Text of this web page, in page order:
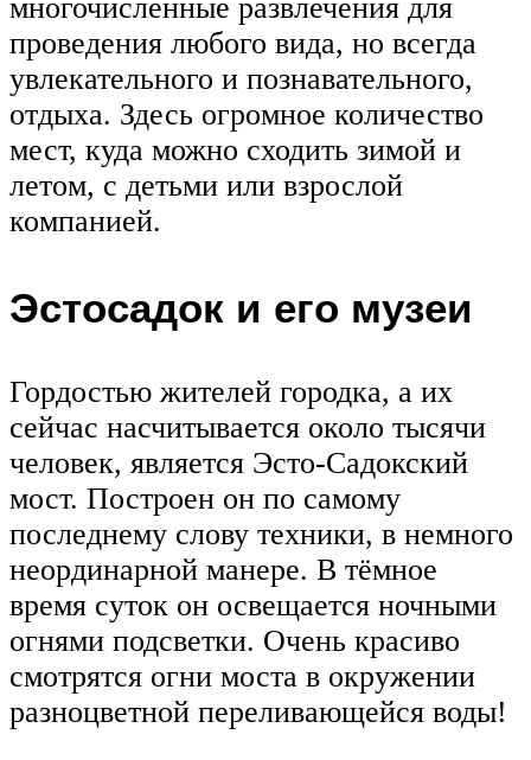
многочисленные развлечения для
проведения любого вида, но всегда
увлекательного и познавательного,
отдыха. Здесь огромное количество
мест, куда можно сходить зимой и
летом, с детьми или взрослой
компанией.
Эстосадок и его музеи
Гордостью жителей городка, а их
сейчас насчитывается около тысячи
человек, является Эсто-Садокский
мост. Построен он по самому
последнему слову техники, в немного
неординарной манере. В тёмное
время суток он освещается ночными
огнями подсветки. Очень красиво
смотрятся огни моста в окружении
разноцветной переливающейся воды!